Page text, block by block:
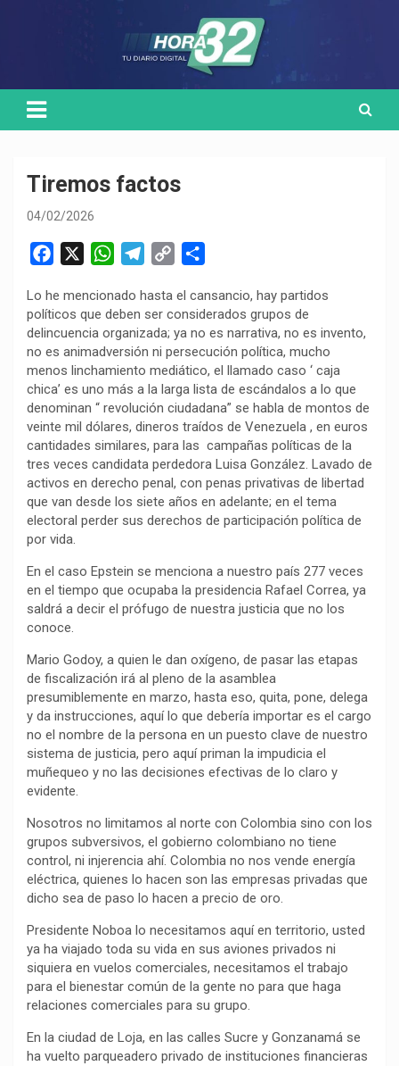
Tiremos factos
04/02/2026
c
e
b
o
o
k
W
a
t
s
A
p
p
l
e
g
r
a
m
p
y
L
i
n
k
m
p
a
r
t
i
r
Lo he mencionado hasta el cansancio, hay partidos
políticos que deben ser considerados grupos de
delincuencia organizada; ya no es narrativa, no es invento,
no es animadversión ni persecución política, mucho
menos linchamiento mediático, el llamado caso ‘ caja
chica’ es uno más a la larga lista de escándalos a lo que
denominan “ revolución ciudadana” se habla de montos de
veinte mil dólares, dineros traídos de Venezuela , en euros
cantidades similares, para las campañas políticas de la
tres veces candidata perdedora Luisa González. Lavado de
activos en derecho penal, con penas privativas de libertad
que van desde los siete años en adelante; en el tema
electoral perder sus derechos de participación política de
por vida.
En el caso Epstein se menciona a nuestro país 277 veces
en el tiempo que ocupaba la presidencia Rafael Correa, ya
saldrá a decir el prófugo de nuestra justicia que no los
conoce.
Mario Godoy, a quien le dan oxígeno, de pasar las etapas
de fiscalización irá al pleno de la asamblea
presumiblemente en marzo, hasta eso, quita, pone, delega
y da instrucciones, aquí lo que debería importar es el cargo
no el nombre de la persona en un puesto clave de nuestro
sistema de justicia, pero aquí priman la impudicia el
muñequeo y no las decisiones efectivas de lo claro y
evidente.
Nosotros no limitamos al norte con Colombia sino con los
grupos subversivos, el gobierno colombiano no tiene
control, ni injerencia ahí. Colombia no nos vende energía
eléctrica, quienes lo hacen son las empresas privadas que
dicho sea de paso lo hacen a precio de oro.
Presidente Noboa lo necesitamos aquí en territorio, usted
ya ha viajado toda su vida en sus aviones privados ni
siquiera en vuelos comerciales, necesitamos el trabajo
para el bienestar común de la gente no para que haga
relaciones comerciales para su grupo.
En la ciudad de Loja, en las calles Sucre y Gonzanamá se
ha vuelto parqueadero privado de instituciones financieras